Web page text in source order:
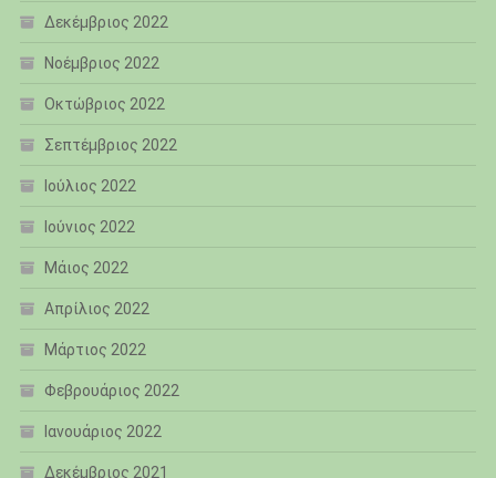
Δεκέμβριος 2022
Νοέμβριος 2022
Οκτώβριος 2022
Σεπτέμβριος 2022
Ιούλιος 2022
Ιούνιος 2022
Μάιος 2022
Απρίλιος 2022
Μάρτιος 2022
Φεβρουάριος 2022
Ιανουάριος 2022
Δεκέμβριος 2021